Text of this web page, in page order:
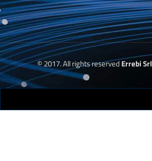
© 2017. All rights reservedErrebi Srl